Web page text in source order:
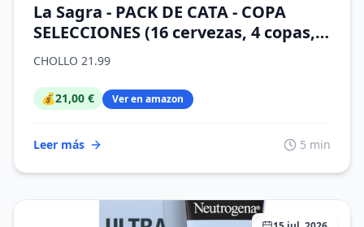
La Sagra - PACK DE CATA - COPA
SELECCIONES (16 cervezas, 4 copas, 4
abridores)
CHOLLO 21.99
💰21,00 € Ver en amazon
Leer más 5 min